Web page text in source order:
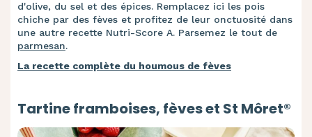
d'olive, du sel et des épices. Remplacez ici les pois
chiche par des fèves et profitez de leur onctuosité dans
une autre recette Nutri-Score A. Parsemez le tout de
parmesan.
La recette complète du houmous de fèves
Tartine framboises, fèves et St Môret®